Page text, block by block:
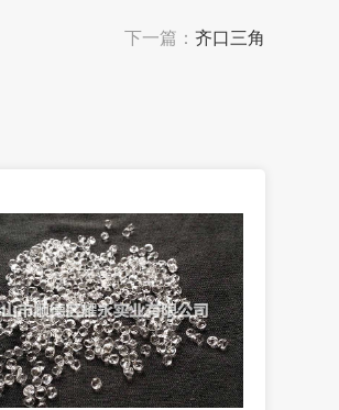
下一篇： 齐口三角